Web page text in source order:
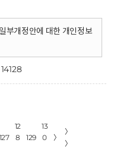
부개정안에 대한 개인정보
14128
127
12
8
129
13
0
〉
〉
〉